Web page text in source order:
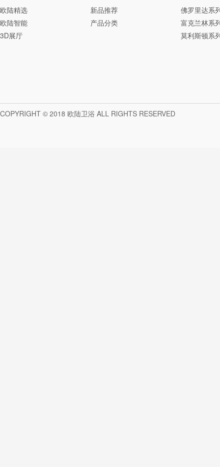
欧陆精选
欧陆智能
3D展厅
新品推荐
产品分类
佛罗里达系
富克兰林系
莫利斯顿系
COPYRIGHT © 2018 欧陆卫浴 ALL RIGHTS RESERVED